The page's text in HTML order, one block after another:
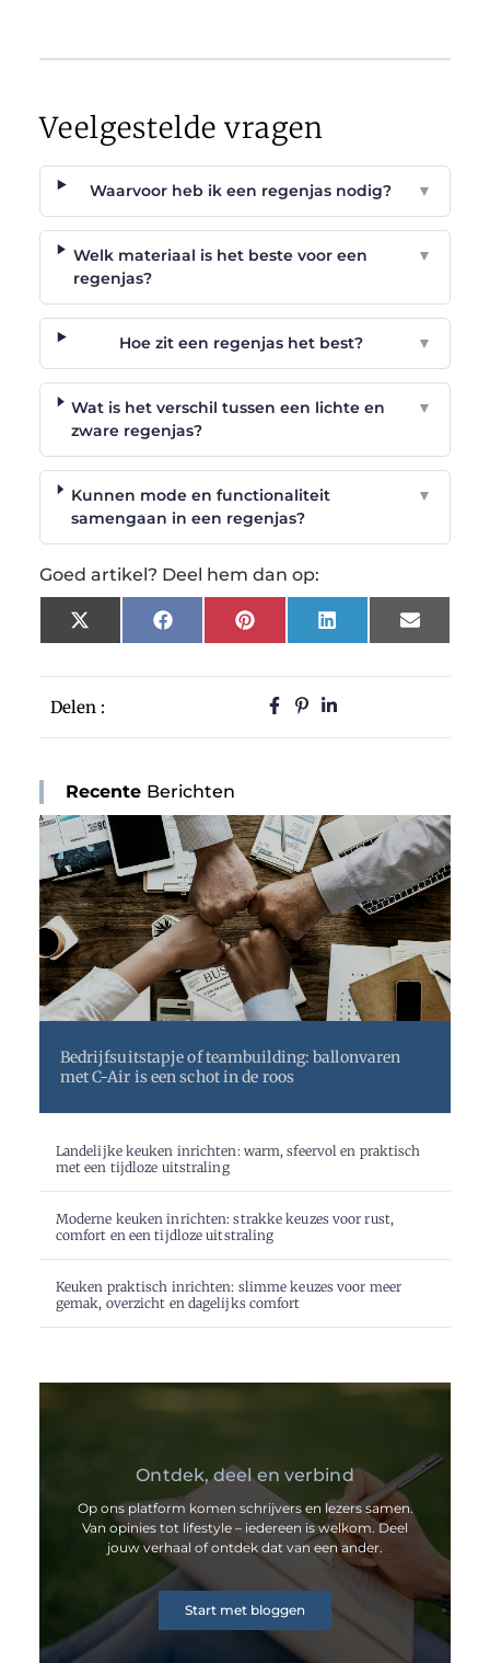
Delen :
Recente Berichten
Bedrijfsuitstapje of teambuilding: ballonvaren
met C-Air is een schot in de roos
Landelijke keuken inrichten: warm, sfeervol en praktisch
met een tijdloze uitstraling
Moderne keuken inrichten: strakke keuzes voor rust,
comfort en een tijdloze uitstraling
Keuken praktisch inrichten: slimme keuzes voor meer
gemak, overzicht en dagelijks comfort
Ontdek, deel en verbind
Op ons platform komen schrijvers en lezers samen.
Van opinies tot lifestyle – iedereen is welkom. Deel
jouw verhaal of ontdek dat van een ander.
Start met bloggen
Veelgestelde vragen
Waarvoor heb ik een regenjas nodig? ▼
Welk materiaal is het beste voor een
regenjas?
▼
Hoe zit een regenjas het best? ▼
Wat is het verschil tussen een lichte en
zware regenjas?
▼
Kunnen mode en functionaliteit
samengaan in een regenjas?
▼
Goed artikel? Deel hem dan op:
X
(Twitter)
FacebookPinterest LinkedIn Email